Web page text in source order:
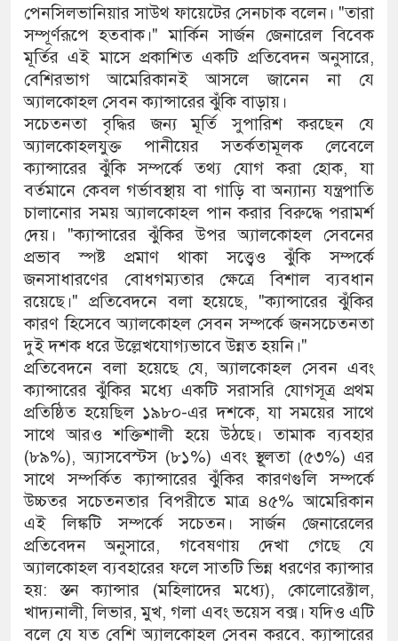
পেনসিলভানিয়ার সাউথ ফায়েটের সেনচাক বলেন। "তারা
সম্পূর্ণরূপে হতবাক।" মার্কিন সার্জন জেনারেল বিবেক
মূর্তির এই মাসে প্রকাশিত একটি প্রতিবেদন অনুসারে,
বেশিরভাগ আমেরিকানই আসলে জানেন না যে
অ্যালকোহল সেবন ক্যান্সারের ঝুঁকি বাড়ায়।
সচেতনতা বৃদ্ধির জন্য মূর্তি সুপারিশ করছেন যে
অ্যালকোহলযুক্ত পানীয়ের সতর্কতামূলক লেবেলে
ক্যান্সারের ঝুঁকি সম্পর্কে তথ্য যোগ করা হোক, যা
বর্তমানে কেবল গর্ভাবস্থায় বা গাড়ি বা অন্যান্য যন্ত্রপাতি
চালানোর সময় অ্যালকোহল পান করার বিরুদ্ধে পরামর্শ
দেয়। "ক্যান্সারের ঝুঁকির উপর অ্যালকোহল সেবনের
প্রভাব স্পষ্ট প্রমাণ থাকা সত্ত্বেও ঝুঁকি সম্পর্কে
জনসাধারণের বোধগম্যতার ক্ষেত্রে বিশাল ব্যবধান
রয়েছে।" প্রতিবেদনে বলা হয়েছে, "ক্যান্সারের ঝুঁকির
কারণ হিসেবে অ্যালকোহল সেবন সম্পর্কে জনসচেতনতা
দুই দশক ধরে উল্লেখযোগ্যভাবে উন্নত হয়নি।"
প্রতিবেদনে বলা হয়েছে যে, অ্যালকোহল সেবন এবং
ক্যান্সারের ঝুঁকির মধ্যে একটি সরাসরি যোগসূত্র প্রথম
প্রতিষ্ঠিত হয়েছিল ১৯৮০-এর দশকে, যা সময়ের সাথে
সাথে আরও শক্তিশালী হয়ে উঠছে। তামাক ব্যবহার
(৮৯%), অ্যাসবেস্টস (৮১%) এবং স্থূলতা (৫৩%) এর
সাথে সম্পর্কিত ক্যান্সারের ঝুঁকির কারণগুলি সম্পর্কে
উচ্চতর সচেতনতার বিপরীতে মাত্র ৪৫% আমেরিকান
এই লিঙ্কটি সম্পর্কে সচেতন। সার্জন জেনারেলের
প্রতিবেদন অনুসারে, গবেষণায় দেখা গেছে যে
অ্যালকোহল ব্যবহারের ফলে সাতটি ভিন্ন ধরণের ক্যান্সার
হয়: স্তন ক্যান্সার (মহিলাদের মধ্যে), কোলোরেক্টাল,
খাদ্যনালী, লিভার, মুখ, গলা এবং ভয়েস বক্স। যদিও এটি
বলে যে যত বেশি অ্যালকোহল সেবন করবে, ক্যান্সারের